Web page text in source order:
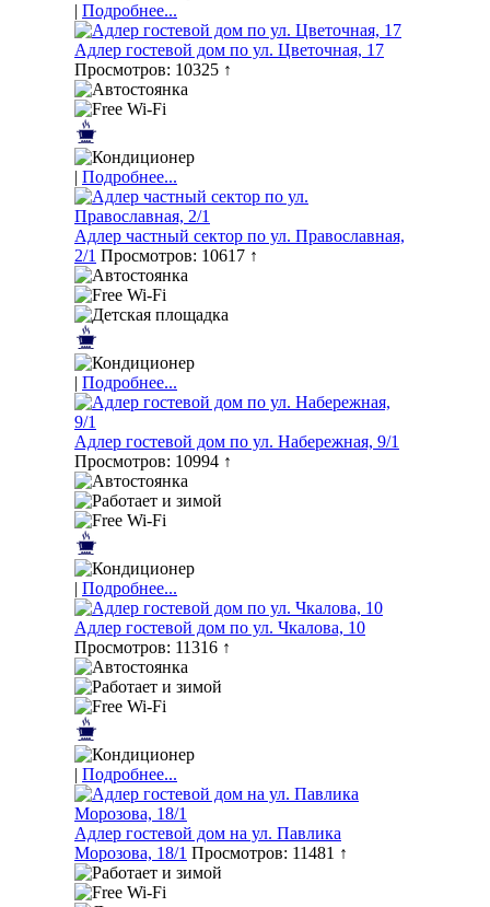
| Подробнее...
Адлер гостевой дом по ул. Цветочная, 17
Просмотров: 10325 ↑
| Подробнее...
Адлер частный сектор по ул. Православная,
2/1 Просмотров: 10617 ↑
| Подробнее...
Адлер гостевой дом по ул. Набережная, 9/1
Просмотров: 10994 ↑
| Подробнее...
Адлер гостевой дом по ул. Чкалова, 10
Просмотров: 11316 ↑
| Подробнее...
Адлер гостевой дом на ул. Павлика
Морозова, 18/1 Просмотров: 11481 ↑